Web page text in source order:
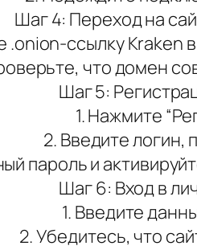
Шаг 4: Переход на
.onion-ссылку Kraken
что домен
Шаг 5:
1. Нажмите
2. Введите логин,
пароль и
Шаг 6: Вход в
1. Введите
2. Убедитесь, что